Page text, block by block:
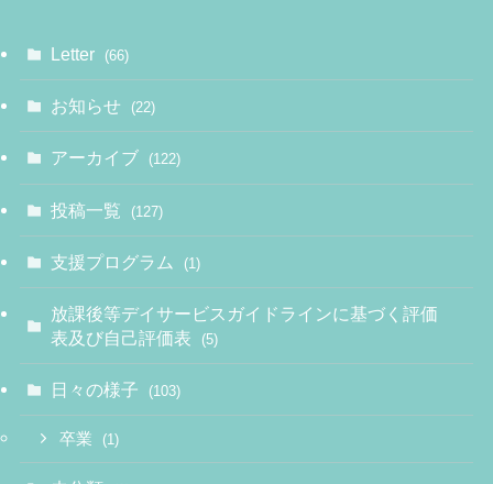
Letter (66)
お知らせ (22)
アーカイブ (122)
投稿一覧 (127)
支援プログラム (1)
放課後等デイサービスガイドラインに基づく評価
表及び自己評価表
(5)
日々の様子 (103)
卒業 (1)